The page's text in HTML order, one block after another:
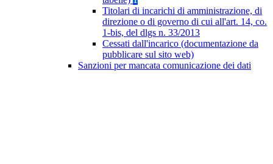
Titolari di incarichi di amministrazione, di
direzione o di governo di cui all'art. 14, co.
1-bis, del dlgs n. 33/2013
Cessati dall'incarico (documentazione da
pubblicare sul sito web)
Sanzioni per mancata comunicazione dei dati